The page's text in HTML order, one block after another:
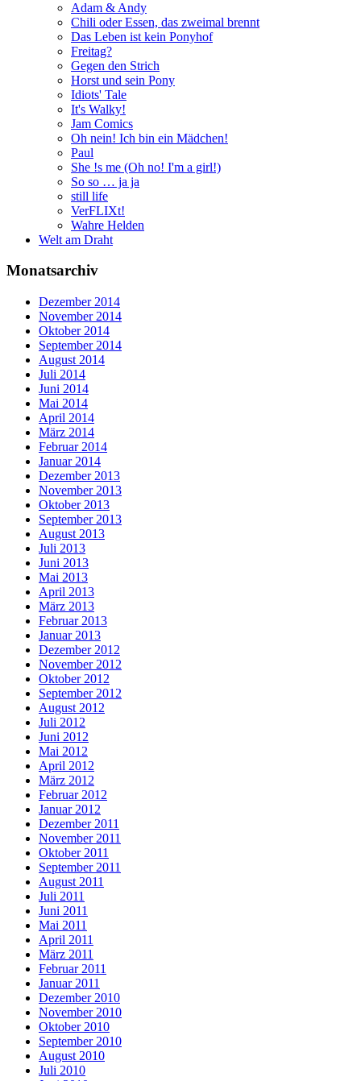
Adam & Andy
Chili oder Essen, das zweimal brennt
Das Leben ist kein Ponyhof
Freitag?
Gegen den Strich
Horst und sein Pony
Idiots' Tale
It's Walky!
Jam Comics
Oh nein! Ich bin ein Mädchen!
Paul
She !s me (Oh no! I'm a girl!)
So so … ja ja
still life
VerFLIXt!
Wahre Helden
Welt am Draht
Monatsarchiv
Dezember 2014
November 2014
Oktober 2014
September 2014
August 2014
Juli 2014
Juni 2014
Mai 2014
April 2014
März 2014
Februar 2014
Januar 2014
Dezember 2013
November 2013
Oktober 2013
September 2013
August 2013
Juli 2013
Juni 2013
Mai 2013
April 2013
März 2013
Februar 2013
Januar 2013
Dezember 2012
November 2012
Oktober 2012
September 2012
August 2012
Juli 2012
Juni 2012
Mai 2012
April 2012
März 2012
Februar 2012
Januar 2012
Dezember 2011
November 2011
Oktober 2011
September 2011
August 2011
Juli 2011
Juni 2011
Mai 2011
April 2011
März 2011
Februar 2011
Januar 2011
Dezember 2010
November 2010
Oktober 2010
September 2010
August 2010
Juli 2010